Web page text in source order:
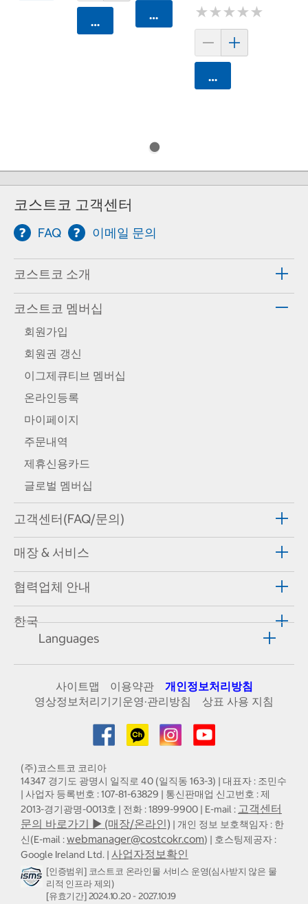
카트에 담기 카트에 담기
★★★★★
★★★★★
카트에 담기
코스트코 고객센터
FAQ 이메일 문의
코스트코 소개
코스트코 멤버십
회원가입
회원권 갱신
이그제큐티브 멤버십
온라인등록
마이페이지
주문내역
제휴신용카드
글로벌 멤버십
고객센터(FAQ/문의)
매장 & 서비스
협력업체 안내
한국
Languages
사이트맵 이용약관
개인정보처리방침
영상정보처리기기운영·관리방침
상표 사용 지침
(주)코스트코 코리아
14347 경기도 광명시 일직로 40 (일직동 163-3) | 대표자 : 조민수
| 사업자 등록번호 : 107-81-63829 | 통신판매업 신고번호 : 제
2013-경기광명-0013호 | 전화 : 1899-9900 | E-mail : 고객센터
문의 바로가기 ▶ (매장/온라인) | 개인 정보 보호책임자 : 한
신(E-mail :webmanager@costcokr.com) | 호스팅제공자 :
Google Ireland Ltd. | 사업자정보확인
[인증범위] 코스트코 온라인몰 서비스 운영(심사받지 않은 물
리적 인프라 제외)
[유효기간] 2024.10.20 - 2027.10.19